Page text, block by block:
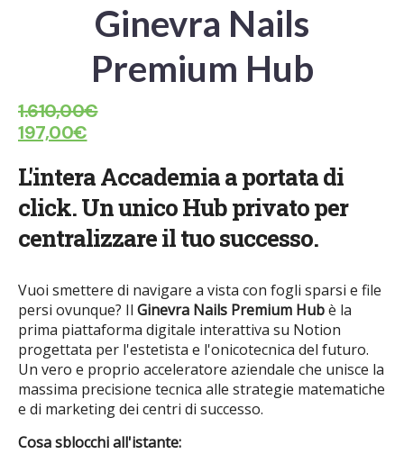
Ginevra Nails
Premium Hub
1.610,00€
197,00€
L'intera Accademia a portata di
click. Un unico Hub privato per
centralizzare il tuo successo.
Vuoi smettere di navigare a vista con fogli sparsi e file
persi ovunque? Il Ginevra Nails Premium Hubè la
prima piattaforma digitale interattiva su Notion
progettata per l'estetista e l'onicotecnica del futuro.
Un vero e proprio acceleratore aziendale che unisce la
massima precisione tecnica alle strategie matematiche
e di marketing dei centri di successo.
Cosa sblocchi all'istante: